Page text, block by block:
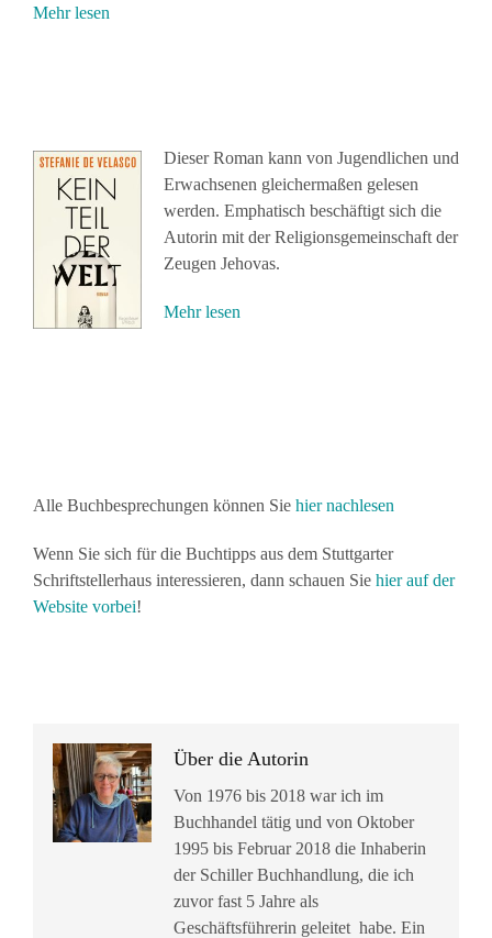
Mehr lesen
Dieser Roman kann von Jugendlichen und
Erwachsenen gleichermaßen gelesen
werden. Emphatisch beschäftigt sich die
Autorin mit der Religionsgemeinschaft der
Zeugen Jehovas.
Mehr lesen
Alle Buchbesprechungen können Sie hier nachlesen
Wenn Sie sich für die Buchtipps aus dem Stuttgarter
Schriftstellerhaus interessieren, dann schauen Sie hier auf der
Website vorbei!
Über die Autorin
Von 1976 bis 2018 war ich im
Buchhandel tätig und von Oktober
1995 bis Februar 2018 die Inhaberin
der Schiller Buchhandlung, die ich
zuvor fast 5 Jahre als
Geschäftsführerin geleitet habe. Ein